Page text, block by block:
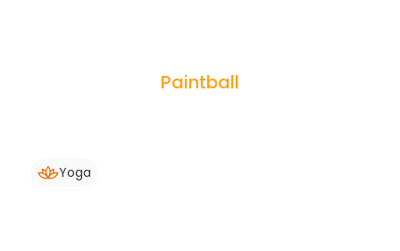
Paintball
Yoga